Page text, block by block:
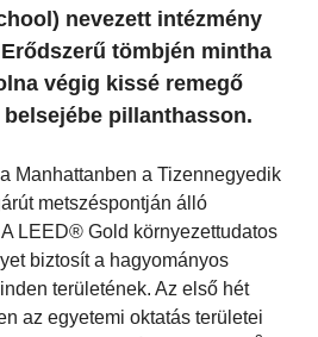
nevezett intézmény
tömbjén mintha
végig kissé remegő
pillanthasson.
Manhattanben a Tizennegyedik
metszéspontján álló
LEED® Gold környezettudatos
biztosít a hagyományos
területének. Az első hét
az egyetemi oktatás területei